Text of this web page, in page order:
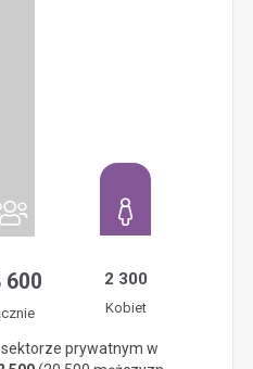
600 2 300
Kobiet
sektorze prywatnym w